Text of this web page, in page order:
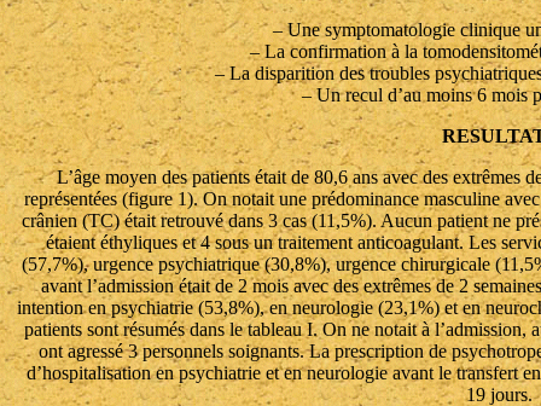
– Une symptomatologie clinique
– La confirmation à la
– La disparition des troubles
– Un recul d’au moins 6 mois
L’âge moyen des patients était de 80,6 ans avec des extrêmes
représentées (figure 1). On notait une prédominance masculine
crânien (TC) était retrouvé dans 3 cas (11,5%). Aucun patient ne
étaient éthyliques et 4 sous un traitement anticoagulant. Les
(57,7%), urgence psychiatrique (30,8%), urgence chirurgicale
avant l’admission était de 2 mois avec des extrêmes de 2
intention en psychiatrie (53,8%), en neurologie (23,1%) et en
patients sont résumés dans le tableau I. On ne notait à
ont agressé 3 personnels soignants. La prescription de
d’hospitalisation en psychiatrie et en neurologie avant le transfert
19 jours.